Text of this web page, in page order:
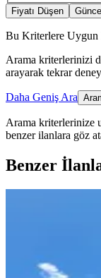
Fiyatı Düşen
Bu Kriterlere Uygun
Arama kriterlerinizi
arayarak tekrar
Daha Geniş Ara
Arama kriterlerinize
benzer ilanlara göz
Benzer